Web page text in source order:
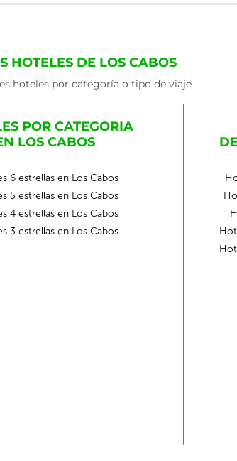
HOTELES DE LOS CABOS
hoteles por categoría o tipo de viaje
POR CATEGORIA
LOS CABOS
6 estrellas en Los Cabos
5 estrellas en Los Cabos
4 estrellas en Los Cabos
3 estrellas en Los Cabos